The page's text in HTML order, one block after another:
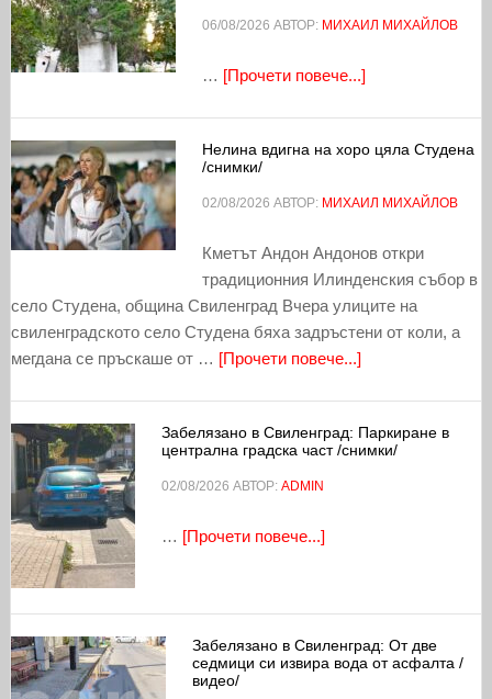
06/08/2026 АВТОР: МИХАИЛ МИХАЙЛОВ
… [Прочети повече...]
Нелина вдигна на хоро цяла Студена
/снимки/
02/08/2026 АВТОР: МИХАИЛ МИХАЙЛОВ
Кметът Андон Андонов откри
традиционния Илинденския събор в
село Студена, община Свиленград Вчера улиците на
свиленградското село Студена бяха задръстени от коли, а
мегдана се пръскаше от … [Прочети повече...]
Забелязано в Свиленград: Паркиране в
централна градска част /снимки/
02/08/2026 АВТОР: ADMIN
… [Прочети повече...]
Забелязано в Свиленград: От две
седмици си извира вода от асфалта /
видео/